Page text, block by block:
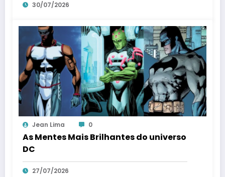
30/07/2026
Jean Lima 0
As Mentes Mais Brilhantes do universo
DC
27/07/2026